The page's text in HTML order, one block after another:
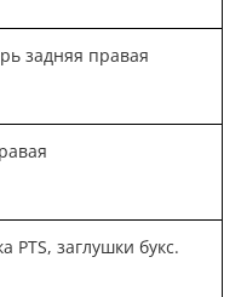
задняя правая
PTS, заглушки букс.